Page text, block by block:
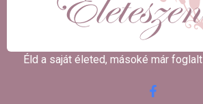
Éld a saját életed, másoké már